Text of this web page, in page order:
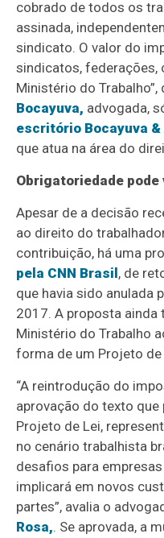
cobrado de todos os
assinada,
sindicato. O valor do
sindicatos, federações,
Ministério do Trabalho”,
Bocayuva, advogada,
escritório Bocayuva
que atua na área do
Obrigatoriedade
Apesar de a decisão
ao direito do
contribuição, há uma
pela CNN Brasil , de
que havia sido anulada
2017. A proposta ainda
Ministério do Trabalho
forma de um Projeto de
“A reintrodução do
aprovação do texto
Projeto de Lei,
no cenário trabalhista
desafios para
implicará em novos
partes”, avalia o
Rosa,. Se aprovada, a